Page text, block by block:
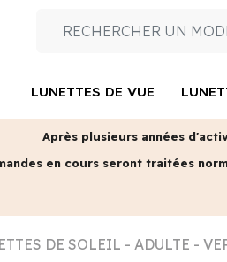
LUNETTES DE VUE
Après plusieurs années
en cours seront traitées
DE SOLEIL - ADULTE -